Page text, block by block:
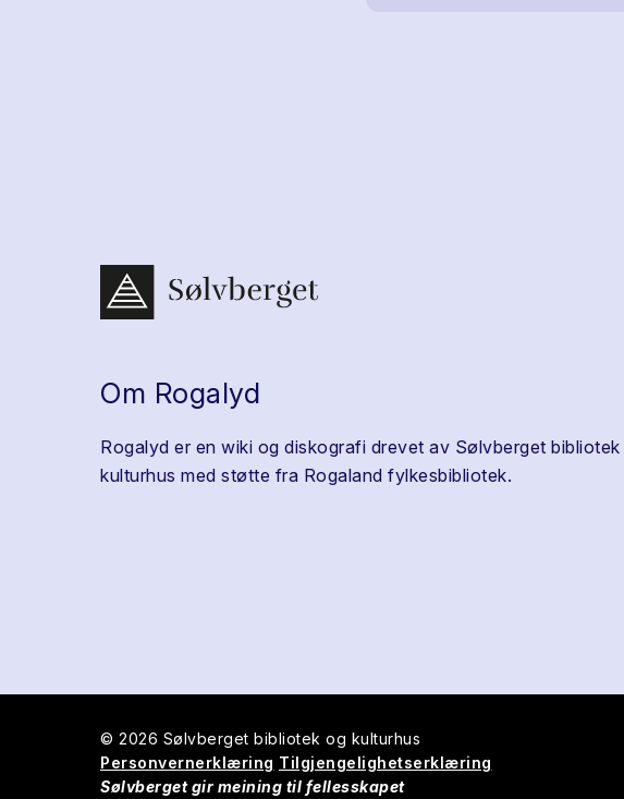
Om Rogalyd
Rogalyd er en wiki og diskografi drevet av Sølvberget
kulturhus med støtte fra Rogaland fylkesbibliotek.
© 2026 Sølvberget bibliotek og kulturhus
Personvernerklæring Tilgjengelighetserklæring
Sølvberget gir meining til fellesskapet